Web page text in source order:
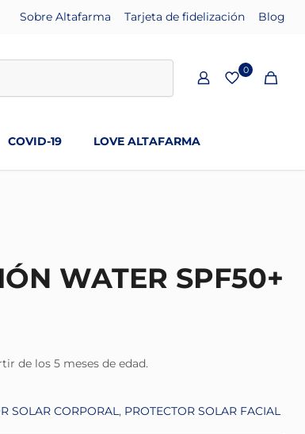
Sobre Altafarma Tarjeta de fidelización Blog
0
COVID-19 LOVE ALTAFARMA
WATER SPF50+
de los 5 meses de edad.
SOLAR CORPORAL, PROTECTOR SOLAR FACIAL